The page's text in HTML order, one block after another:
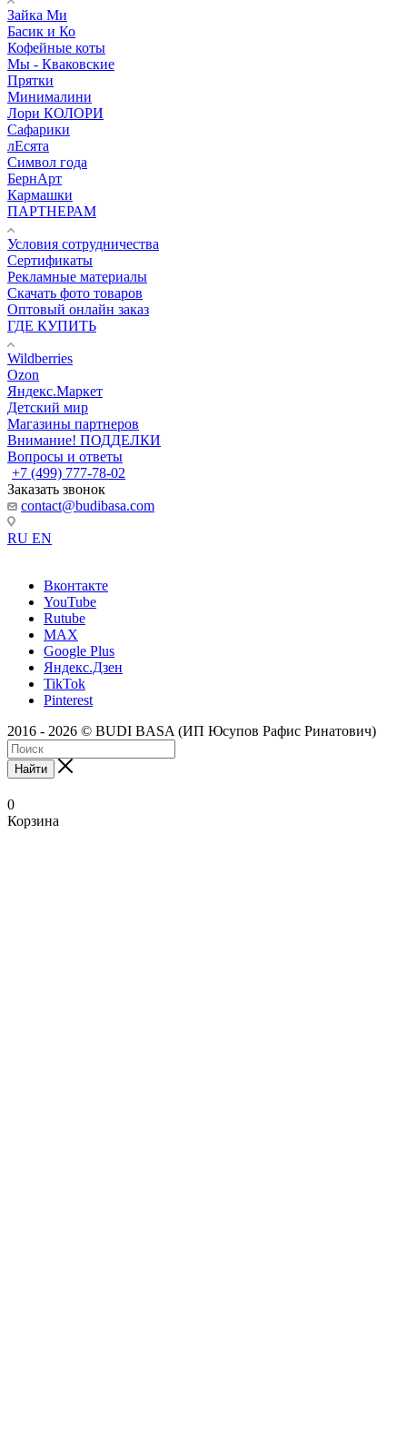
Зайка Ми
Басик и Ко
Кофейные коты
Мы - Кваковские
Прятки
Минималини
Лори КОЛОРИ
Сафарики
лЕсята
Символ года
БернАрт
Кармашки
ПАРТНЕРАМ
Условия сотрудничества
Сертификаты
Рекламные материалы
Скачать фото товаров
Оптовый онлайн заказ
ГДЕ КУПИТЬ
Wildberries
Ozon
Яндекс.Маркет
Детский мир
Магазины партнеров
Внимание! ПОДДЕЛКИ
Вопросы и ответы
+7 (499) 777-78-02
Заказать звонок
contact@budibasa.com
RU EN
Вконтакте
YouTube
Rutube
MAX
Google Plus
Яндекс.Дзен
TikTok
Pinterest
2016 - 2026 © BUDI BASA (ИП Юсупов Рафис Ринатович)
Найти
0
Корзина